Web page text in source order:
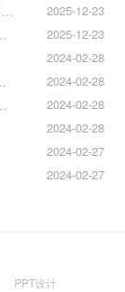
2025-12-23
企业 VI 设计与文化墙定制｜打造杭州本土品牌专属视觉符号
2025-12-23
印刷的全流程把控
2024-02-28
2024-02-28
作促进挪动购买
2024-02-28
司的包装设计
2024-02-28
2024-02-27
2024-02-27
PPT设计